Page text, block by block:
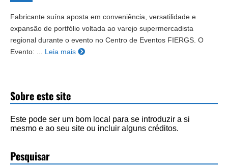
Fabricante suína aposta em conveniência, versatilidade e
expansão de portfólio voltada ao varejo supermercadista
regional durante o evento no Centro de Eventos FIERGS. O
Evento: ...
Leia mais
Sobre este site
Este pode ser um bom local para se introduzir a si
mesmo e ao seu site ou incluir alguns créditos.
Pesquisar